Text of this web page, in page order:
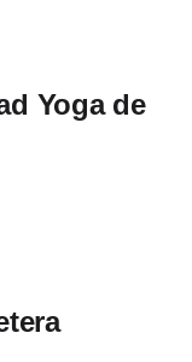
Yoga de